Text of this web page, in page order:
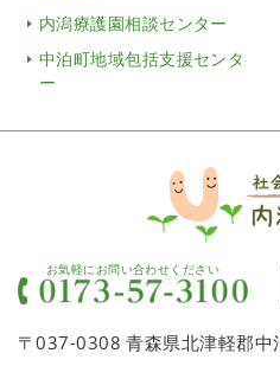
内潟療護園相談センター
中泊町地域包括支援センタ
ー
お気軽にお問い合わせください
〒037-0308 青森県北津軽郡